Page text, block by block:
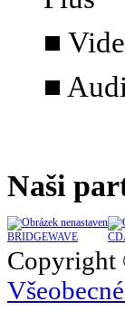
■
■
Naši
BRIDGEWAVE
Copyright